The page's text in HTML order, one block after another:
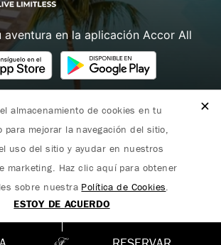
aventura en la aplicación Accor All
forma parte de Accor.
Todos los derechos reservados.
almacenamiento de cookies en tu
para mejorar la navegación del sitio,
uso del sitio y ayudar en nuestros
marketing. Haz clic aquí para obtener
sobre nuestra Política de Cookies.
ESTOY DE ACUERDO
(Inglés) Español